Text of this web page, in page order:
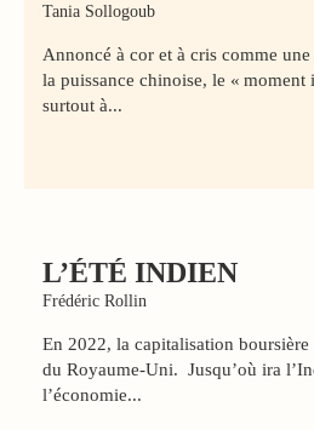
Tania Sollogoub
Annoncé à cor et à cris comme
la puissance chinoise, le « moment
surtout à...
L’ÉTÉ INDIEN
Frédéric Rollin
En 2022, la capitalisation boursière
du Royaume-Uni. Jusqu’où ira
l’économie...